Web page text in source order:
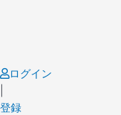
ログイン
登録